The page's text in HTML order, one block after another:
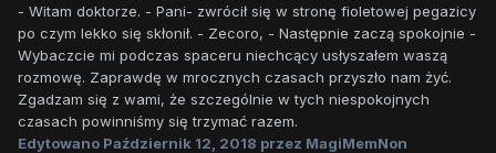
- Witam doktorze. - Pani- zwrócił się w stronę fioletowej pegazicy
po czym lekko się skłonił. - Zecoro, - Następnie zaczą spokojnie -
Wybaczcie mi podczas spaceru niechcący usłyszałem waszą
rozmowę. Zaprawdę w mrocznych czasach przyszło nam żyć.
Zgadzam się z wami, że szczególnie w tych niespokojnych
czasach powinniśmy się trzymać razem.
Edytowano Październik 12, 2018 przez MagiMemNon